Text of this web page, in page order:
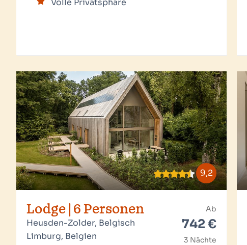
Volle Privatsphäre
9,2
Ab
742 €
3 Nächte
Lodge | 6 Personen
Heusden-Zolder, Belgisch
Limburg, Belgien